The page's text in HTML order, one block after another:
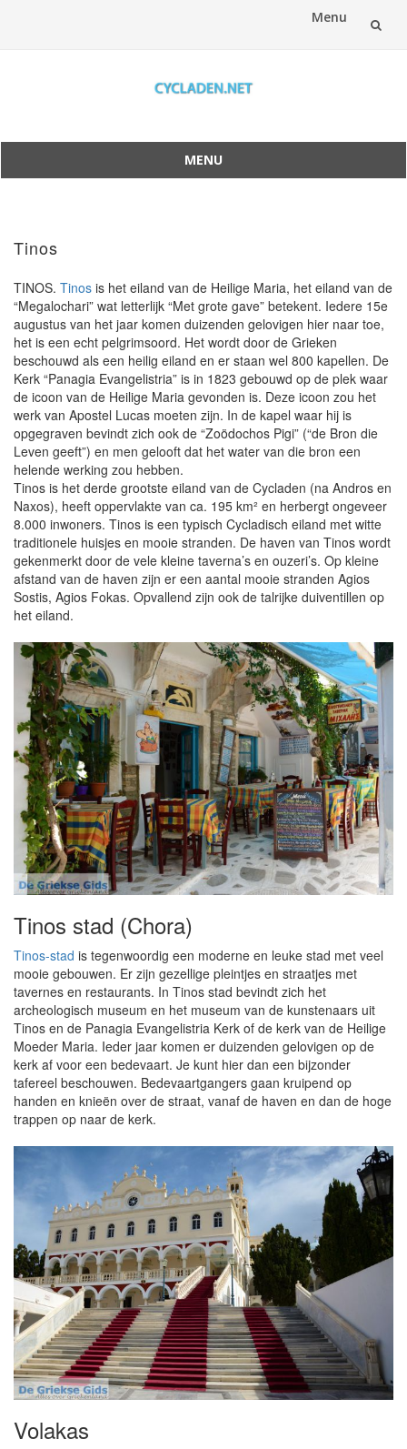
Menu
MENU
Tinos
TINOS. Tinos is het eiland van de Heilige Maria, het eiland van de
“Megalochari” wat letterlijk “Met grote gave” betekent. Iedere 15e
augustus van het jaar komen duizenden gelovigen hier naar toe,
het is een echt pelgrimsoord. Het wordt door de Grieken
beschouwd als een heilig eiland en er staan wel 800 kapellen. De
Kerk “Panagia Evangelistria” is in 1823 gebouwd op de plek waar
de icoon van de Heilige Maria gevonden is. Deze icoon zou het
werk van Apostel Lucas moeten zijn. In de kapel waar hij is
opgegraven bevindt zich ook de “Zoödochos Pigi” (“de Bron die
Leven geeft”) en men gelooft dat het water van die bron een
helende werking zou hebben.
Tinos is het derde grootste eiland van de Cycladen (na Andros en
Naxos), heeft oppervlakte van ca. 195 km² en herbergt ongeveer
8.000 inwoners. Tinos is een typisch Cycladisch eiland met witte
traditionele huisjes en mooie stranden. De haven van Tinos wordt
gekenmerkt door de vele kleine taverna’s en ouzeri’s. Op kleine
afstand van de haven zijn er een aantal mooie stranden Agios
Sostis, Agios Fokas. Opvallend zijn ook de talrijke duiventillen op
het eiland.
Tinos stad (Chora)
Tinos-stad is tegenwoordig een moderne en leuke stad met veel
mooie gebouwen. Er zijn gezellige pleintjes en straatjes met
tavernes en restaurants. In Tinos stad bevindt zich het
archeologisch museum en het museum van de kunstenaars uit
Tinos en de Panagia Evangelistria Kerk of de kerk van de Heilige
Moeder Maria. Ieder jaar komen er duizenden gelovigen op de
kerk af voor een bedevaart. Je kunt hier dan een bijzonder
tafereel beschouwen. Bedevaartgangers gaan kruipend op
handen en knieën over de straat, vanaf de haven en dan de hoge
trappen op naar de kerk.
Volakas